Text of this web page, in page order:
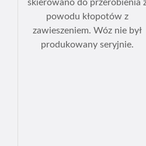
skierowano do przerobienia
powodu kłopotów z
zawieszeniem. Wóz nie był
produkowany seryjnie.